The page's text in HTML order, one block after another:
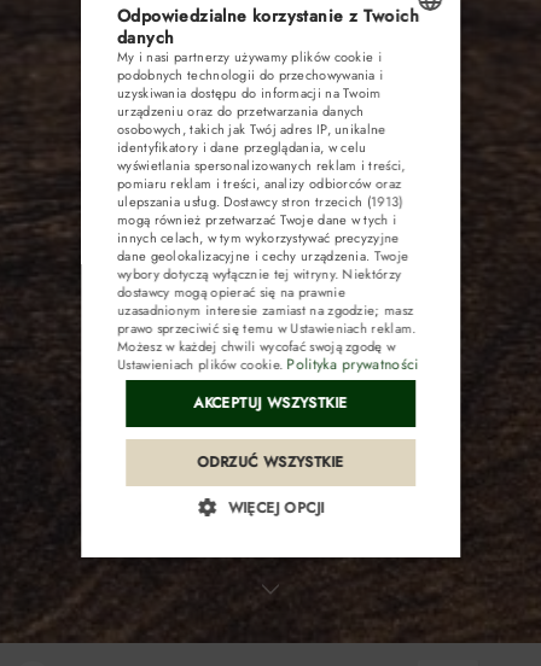
RESTAURACJA
KONFERENCJE
ATRAKCJE
GALERIA
KONTAKT
Pakiety
Kup voucher
Opinie
Integracje i pikniki
Wesela
POLISH
ENGLISH
CZECH
Odpowiedzialne korzystanie z Twoich
danych
My i nasi partnerzy używamy plików cookie i
podobnych technologii do przechowywania i
uzyskiwania dostępu do informacji na Twoim
urządzeniu oraz do przetwarzania danych
osobowych, takich jak Twój adres IP, unikalne
identyfikatory i dane przeglądania, w celu
wyświetlania spersonalizowanych reklam i treści,
pomiaru reklam i treści, analizy odbiorców oraz
ulepszania usług. Dostawcy stron trzecich (1913)
mogą również przetwarzać Twoje dane w tych i
innych celach, w tym wykorzystywać precyzyjne
dane geolokalizacyjne i cechy urządzenia. Twoje
wybory dotyczą wyłącznie tej witryny. Niektórzy
dostawcy mogą opierać się na prawnie
uzasadnionym interesie zamiast na zgodzie; masz
prawo sprzeciwić się temu wUstawieniach reklam.
Możesz w każdej chwili wycofać swoją zgodę w
Ustawieniach plików cookie. Polityka prywatności
AKCEPTUJ WSZYSTKIE
ODRZUĆ WSZYSTKIE
WIĘCEJ OPCJI